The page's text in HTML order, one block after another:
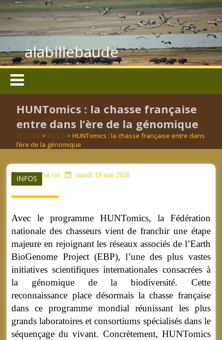
alabillebaude
HUNTomics : la chasse française
entre dans l’ère de la génomique
ACCUEIL > INFOS > HUNTomics : la chasse française entre dans
l’ère de la génomique
INFOS
aucun mot clé mardi 19 mai 2026
Avec le programme HUNTomics, la Fédération
nationale des chasseurs vient de franchir une étape
majeure en rejoignant les réseaux associés de l’Earth
BioGenome Project (EBP), l’une des plus vastes
initiatives scientifiques internationales consacrées à
la génomique de la biodiversité. Cette
reconnaissance place désormais la chasse française
dans ce programme mondial réunissant les plus
grands laboratoires et consortiums spécialisés dans le
séquençage du vivant. Concrètement, HUNTomics